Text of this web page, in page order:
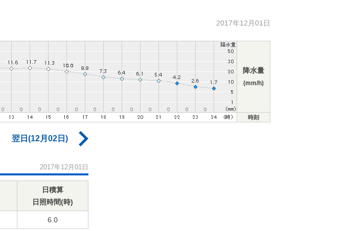
2017年12月01日
降水量
(mm/h)
時刻
翌日(12月02日)
2017年12月01日
日積算
日照時間(時)
6.0